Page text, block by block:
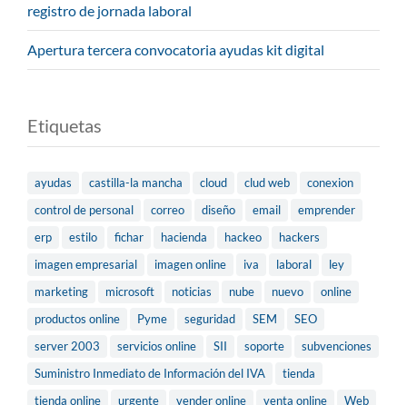
registro de jornada laboral
Apertura tercera convocatoria ayudas kit digital
Etiquetas
ayudas castilla-la mancha cloud clud web
conexion
control de personal
correo diseño email
emprender
erp
estilo fichar hacienda hackeo
hackers
imagen empresarial
imagen online iva laboral
ley
marketing
microsoft noticias nube nuevo
online
productos online
Pyme seguridad SEM
SEO
server 2003
servicios online SII soporte
subvenciones
Suministro Inmediato de Información del IVA
tienda
tienda online
urgente vender online venta online
Web